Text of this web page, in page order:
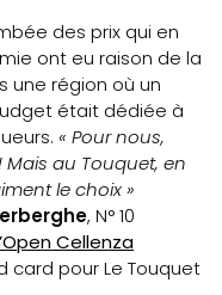
des prix qui en
ont eu raison de la
une région où un
était dédiée à
« Pour nous,
Mais au Touquet, en
le choix »
, N° 10
Cellenza
card pour Le Touquet